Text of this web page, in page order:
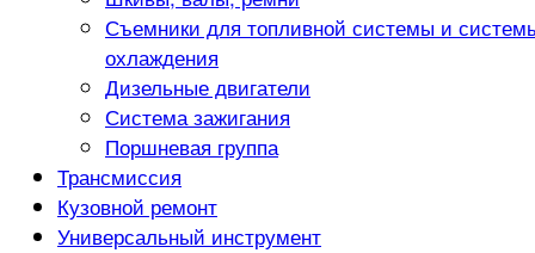
Съемники для топливной системы и
охлаждения
Дизельные двигатели
Система зажигания
Поршневая группа
Трансмиссия
Кузовной ремонт
Универсальный инструмент